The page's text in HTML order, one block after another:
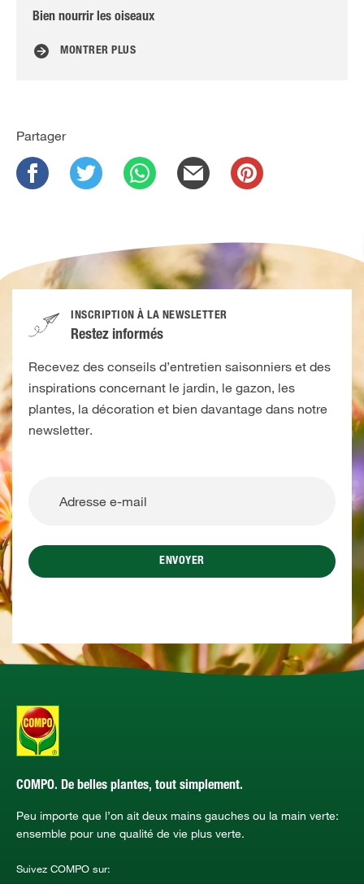
Bien nourrir les oiseaux
MONTRER PLUS
Partager
INSCRIPTION À LA NEWSLETTER
Restez informés
Recevez des conseils d’entretien saisonniers et des
inspirations concernant le jardin, le gazon, les
plantes, la décoration et bien davantage dans notre
newsletter.
ENVOYER
COMPO. De belles plantes, tout simplement.
Peu importe que l’on ait deux mains gauches ou la main verte:
ensemble pour une qualité de vie plus verte.
Suivez COMPO sur: